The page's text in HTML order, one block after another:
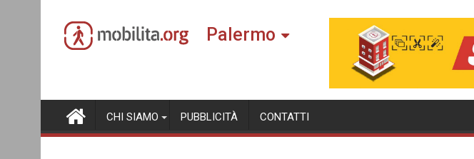
content
Palermo
CHI SIAMO PUBBLICITÀ CONTATTI